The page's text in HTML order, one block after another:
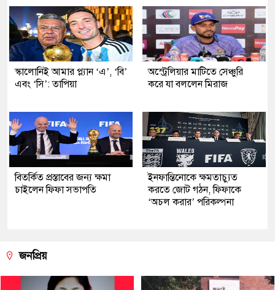
স্কালোনিই আমার প্ল্যান ‘এ’, ‘বি’
এবং ‘সি’: তাপিয়া
অস্ট্রেলিয়ার মাটিতে সেঞ্চুরি
করে যা বললেন মিরাজ
বিতর্কিত প্রস্তাবের জন্য ক্ষমা
চাইলেন ফিফা সভাপতি
ইনফান্তিনোকে ক্ষমতাচ্যুত
করতে জোট গঠন, ফিফাকে
‘অচল করার’ পরিকল্পনা
জনপ্রিয়